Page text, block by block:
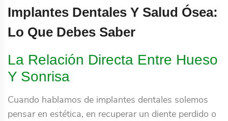
Implantes Dentales Y Salud Ósea:
Lo Que Debes Saber
La Relación Directa Entre Hueso
Y Sonrisa
Cuando hablamos de implantes dentales solemos
pensar en estética, en recuperar un diente perdido o